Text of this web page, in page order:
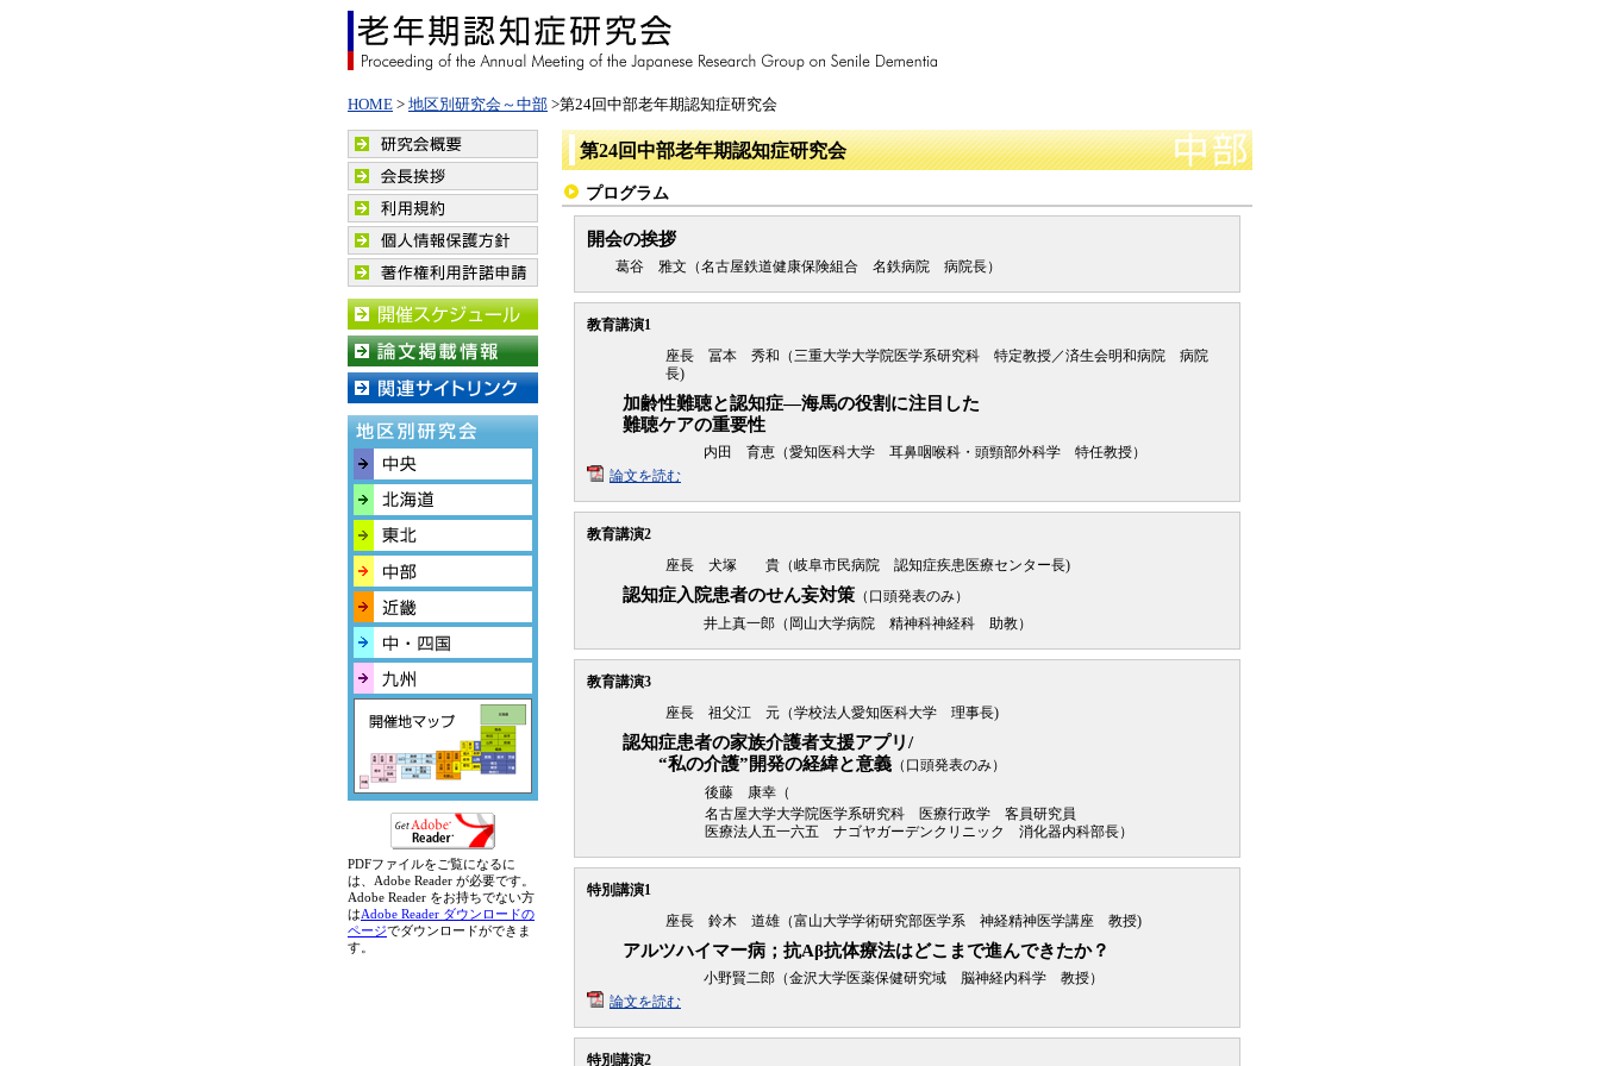
HOME > 地区別研究会～中部 >第24回中部老年期認知症研究会
第24回中部老年期認知症研究会
プログラム
開会の挨拶
葛谷 雅文（名古屋鉄道健康保険組合 名鉄病院 病院長）
教育講演1
座長 冨本 秀和（三重大学大学院医学系研究科 特定教授／済生会明和病院 病院
長)
加齢性難聴と認知症―海馬の役割に注目した
難聴ケアの重要性
内田 育恵（愛知医科大学 耳鼻咽喉科・頭頸部外科学 特任教授）
論文を読む
教育講演2
座長 犬塚 貴（岐阜市民病院 認知症疾患医療センター長)
認知症入院患者のせん妄対策 （口頭発表のみ）
井上真一郎（岡山大学病院 精神科神経科 助教）
教育講演3
座長 祖父江 元（学校法人愛知医科大学 理事長)
認知症患者の家族介護者支援アプリ/
“私の介護”開発の経緯と意義 （口頭発表のみ）
後藤 康幸（
名古屋大学大学院医学系研究科 医療行政学 客員研究員
医療法人五一六五 ナゴヤガーデンクリニック 消化器内科部長）
特別講演1
座長 鈴木 道雄（富山大学学術研究部医学系 神経精神医学講座 教授)
アルツハイマー病；抗Aβ抗体療法はどこまで進んできたか？
小野賢二郎（金沢大学医薬保健研究域 脳神経内科学 教授）
論文を読む
特別講演2
PDFファイルをご覧になるに
は、Adobe Reader が必要です。
Adobe Reader をお持ちでない方
はAdobe Reader ダウンロードの
ページでダウンロードができま
す。